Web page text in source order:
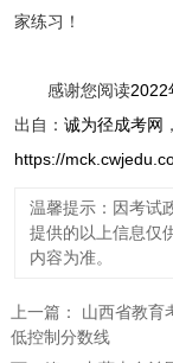
家练习！
感谢您阅读2022
出自： 诚为径成考网
https://
温馨提示：因考试
提供的以上信息仅
内容为准。
上一篇： 山西省教育
低控制分数线